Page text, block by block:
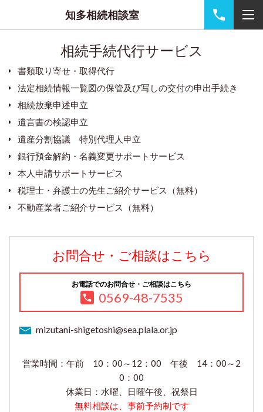
知多相続相談室
相続手続代行サービス
書類取り寄せ・取得代行
法定相続情報一覧図の保管及び写しの交付の申出手続き
相続放棄申述申立
遺言書の検認申立
遺産分割協議 特別代理人申立
銀行預金解約・名義変更サポートサービス
本人申請サポートサービス
税理士・弁護士の先生ご紹介サービス（無料）
不動産業者ご紹介サービス（無料）
お問合せ・ご相談はこちら
お電話でのお問合せ・ご相談はこちら
0569-48-7535
mizutani-shigetoshi@sea.plala.or.jp
営業時間：午前 10：00～12：00 午後 14：00～2
0：00
休業日：水曜、日曜午後、祝祭日
無料相談は、事前予約制です